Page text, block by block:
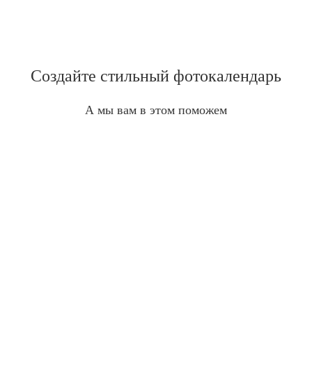
Создайте стильный фотокалендарь
А мы вам в этом поможем